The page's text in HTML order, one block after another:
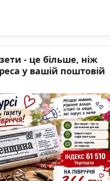
- це більше, ніж
у вашій поштовій